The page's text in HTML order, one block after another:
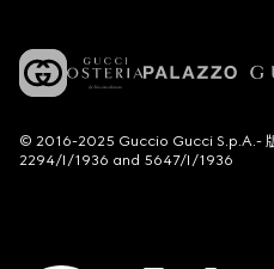
© 2016-2025 Guccio Gucci S.p.A.-
2294/I/1936 and 5647/I/1936